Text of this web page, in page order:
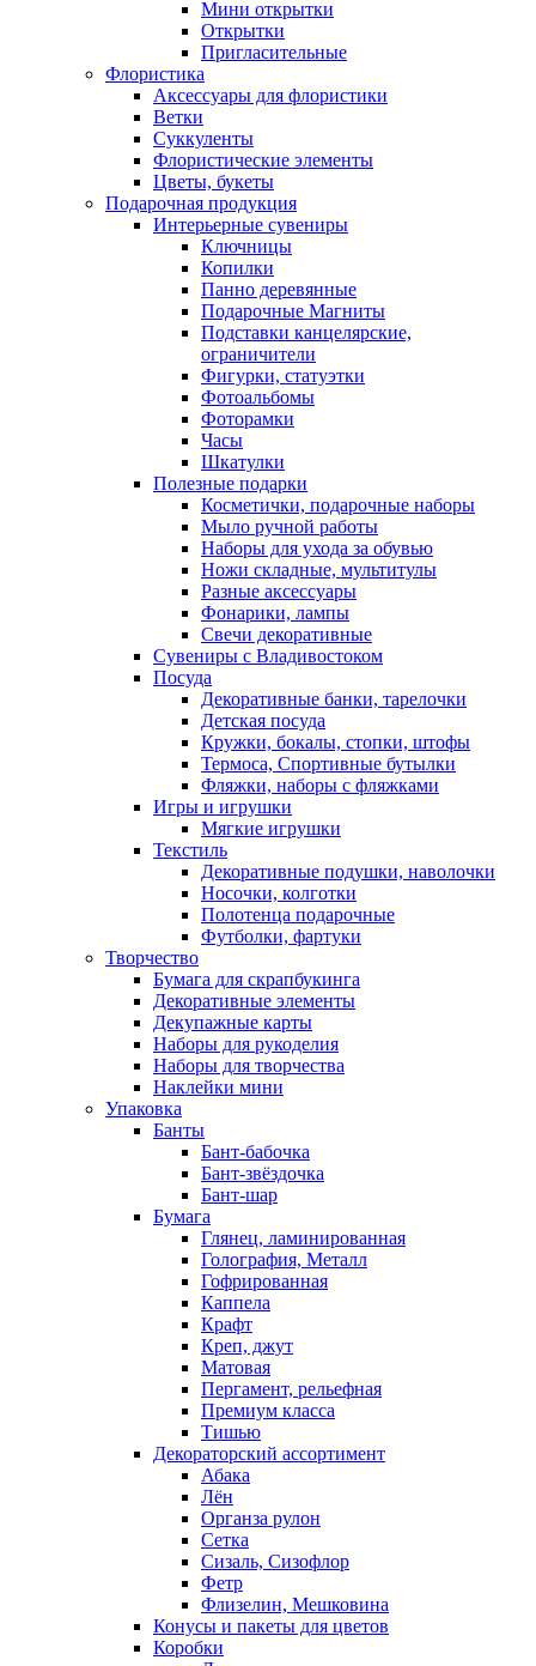
Мини открытки
Открытки
Пригласительные
Флористика
Аксессуары для флористики
Ветки
Суккуленты
Флористические элементы
Цветы, букеты
Подарочная продукция
Интерьерные сувениры
Ключницы
Копилки
Панно деревянные
Подарочные Магниты
Подставки канцелярские,
ограничители
Фигурки, статуэтки
Фотоальбомы
Фоторамки
Часы
Шкатулки
Полезные подарки
Косметички, подарочные наборы
Мыло ручной работы
Наборы для ухода за обувью
Ножи складные, мультитулы
Разные аксессуары
Фонарики, лампы
Свечи декоративные
Сувениры с Владивостоком
Посуда
Декоративные банки, тарелочки
Детская посуда
Кружки, бокалы, стопки, штофы
Термоса, Спортивные бутылки
Фляжки, наборы с фляжками
Игры и игрушки
Мягкие игрушки
Текстиль
Декоративные подушки, наволочки
Носочки, колготки
Полотенца подарочные
Футболки, фартуки
Творчество
Бумага для скрапбукинга
Декоративные элементы
Декупажные карты
Наборы для рукоделия
Наборы для творчества
Наклейки мини
Упаковка
Банты
Бант-бабочка
Бант-звёздочка
Бант-шар
Бумага
Глянец, ламинированная
Голография, Металл
Гофрированная
Каппела
Крафт
Креп, джут
Матовая
Пергамент, рельефная
Премиум класса
Тишью
Декораторский ассортимент
Абака
Лён
Органза рулон
Сетка
Сизаль, Сизофлор
Фетр
Флизелин, Мешковина
Конусы и пакеты для цветов
Коробки